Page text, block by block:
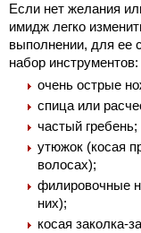
Если нет желания
имидж легко
выполнении, для ее
набор инструментов:
очень острые
спица или
частый гребень;
утюжок (косая
волосах);
филировочные
них);
косая заколка-